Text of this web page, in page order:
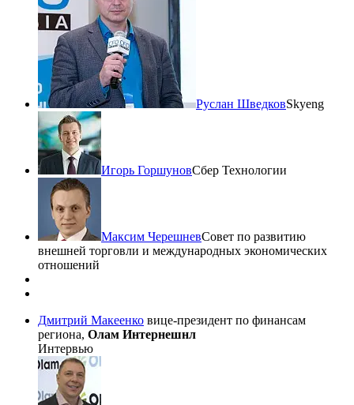
Руслан ШведковSkyeng
Игорь ГоршуновСбер Технологии
Максим ЧерешневСовет по развитию
внешней торговли и международных экономических
отношений
Дмитрий Макеенко вице-президент по финансам
региона, Олам Интернешнл
Интервью